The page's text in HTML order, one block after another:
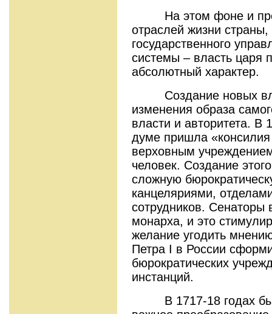
На этом фоне и
отраслей жизни
государственного
системы – власть царя
абсолютный характер.
Создание новых
изменения образа
власти и авторитета. В
думе пришла
верховным
человек. Создание
сложную
канцеляриями,
сотрудников. Сенаторы
монарха, и это
желание угодить
Петра I в России
бюрократических
инстанций.
В 1717-18 годах